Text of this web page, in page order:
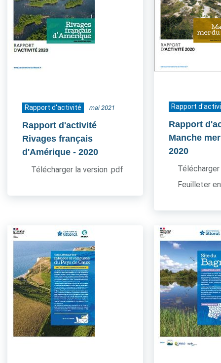
Rapport d'activité mai 2021
Rapport d'activité
Rivages français
d'Amérique - 2020
Télécharger la version .pdf
Rapport
Rapport
Manche
2020
Feuilleter